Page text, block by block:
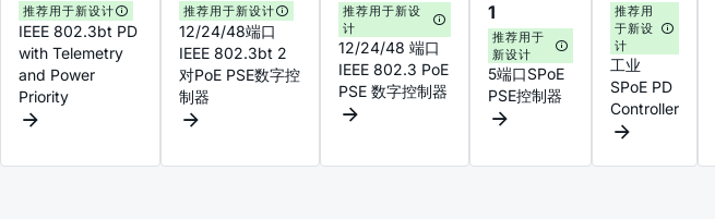
推荐用于新设计
IEEE 802.3bt PD
with Telemetry
and Power
Priority
推荐用于新设计
12/24/48端口
IEEE 802.3bt 2
对PoE PSE数字控
制器
推荐用于新设
计
12/24/48 端口
IEEE 802.3 PoE
PSE 数字控制器
1
推荐用于
新设计
5端口SPoE
PSE控制器
推荐用
于新设
计
工业
SPoE PD
Controller